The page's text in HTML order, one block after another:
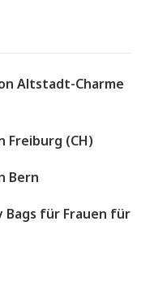
Altstadt-Charme
Freiburg (CH)
Bern
Bags für Frauen für